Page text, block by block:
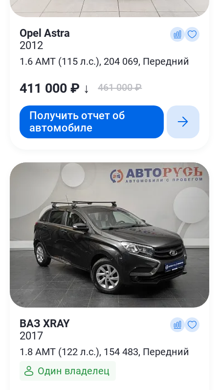
Opel Astra
2012
1.6 AMT (115 л.с.), 204 069, Передний
411 000 ₽ ↓ 461 000 ₽
Получить отчет об
автомобиле
ВАЗ XRAY
2017
1.8 AMT (122 л.с.), 154 483, Передний
Один владелец